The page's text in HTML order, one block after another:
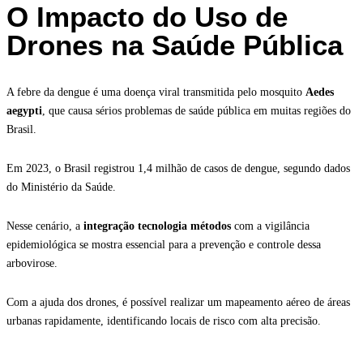
O Impacto do Uso de
Drones na Saúde Pública
A febre da dengue é uma doença viral transmitida pelo mosquito Aedes
aegypti, que causa sérios problemas de saúde pública em muitas regiões do
Brasil.
Em 2023, o Brasil registrou 1,4 milhão de casos de dengue, segundo dados
do Ministério da Saúde.
Nesse cenário, a integração tecnologia métodos com a vigilância
epidemiológica se mostra essencial para a prevenção e controle dessa
arbovirose.
Com a ajuda dos drones, é possível realizar um mapeamento aéreo de áreas
urbanas rapidamente, identificando locais de risco com alta precisão.